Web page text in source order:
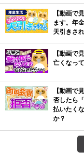
【動画で
ます。年
天引きさ
【動画で
亡くなっ
【動画で
否したら
払いたく
か？